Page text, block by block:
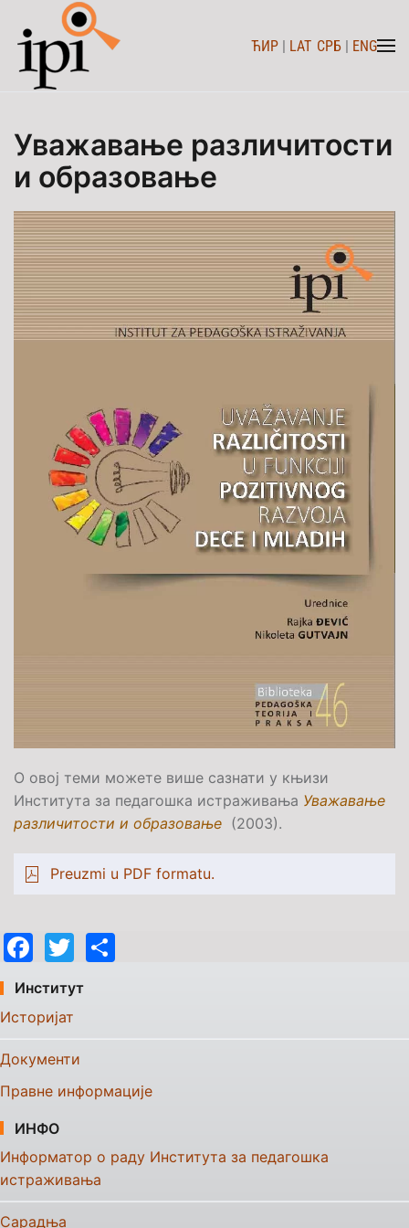
Skip to main content ЋИР | LAT СРБ | ENG
Уважавање различитости
и образовање
О овој теми можете више сазнати у књизи
Института за педагошка истраживања Уважавање
различитости и образовање (2003).
Preuzmi u PDF formatu.
Facebook
Twitter
Институт
Историјат
Документи
Правне информације
ИНФО
Информатор о раду Института за педагошка
истраживања
Сарадња